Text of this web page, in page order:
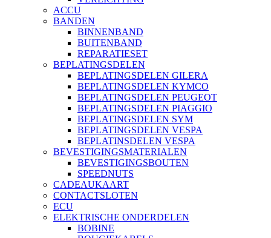
ACCU
BANDEN
BINNENBAND
BUITENBAND
REPARATIESET
BEPLATINGSDELEN
BEPLATINGSDELEN GILERA
BEPLATINGSDELEN KYMCO
BEPLATINGSDELEN PEUGEOT
BEPLATINGSDELEN PIAGGIO
BEPLATINGSDELEN SYM
BEPLATINGSDELEN VESPA
BEPLATINSDELEN VESPA
BEVESTIGINGSMATERIALEN
BEVESTIGINGSBOUTEN
SPEEDNUTS
CADEAUKAART
CONTACTSLOTEN
ECU
ELEKTRISCHE ONDERDELEN
BOBINE